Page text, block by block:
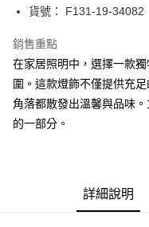
街口支付
悠遊付
Google Pay
全盈+PAY
AFTEE先享後付
貨號： F131-19-34082
銷售重點
在家居照明中，選擇一款
圍。這款燈飾不僅提供充
角落都散發出溫馨與品味
的一部分。
詳細說明